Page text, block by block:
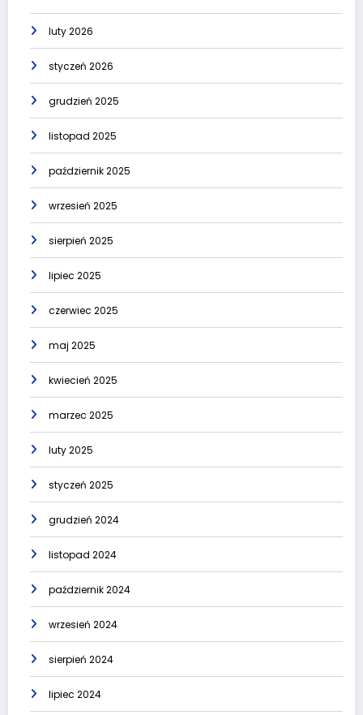
luty 2026
styczeń 2026
grudzień 2025
listopad 2025
październik 2025
wrzesień 2025
sierpień 2025
lipiec 2025
czerwiec 2025
maj 2025
kwiecień 2025
marzec 2025
luty 2025
styczeń 2025
grudzień 2024
listopad 2024
październik 2024
wrzesień 2024
sierpień 2024
lipiec 2024